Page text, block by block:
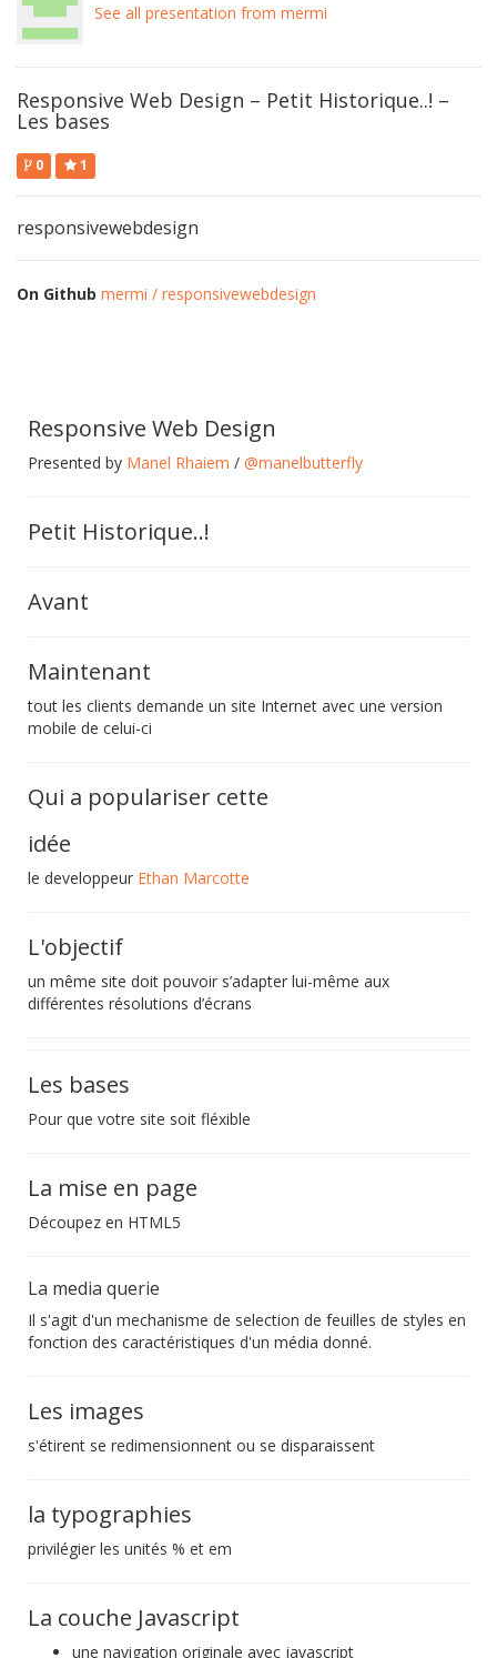
See all presentation from mermi
Responsive Web Design – Petit Historique..! –
Les bases
0 1
responsivewebdesign
On Github mermi / responsivewebdesign
Responsive Web Design
Presented by Manel Rhaiem / @manelbutterfly
Petit Historique..!
Avant
Maintenant
tout les clients demande un site Internet avec une version
mobile de celui-ci
Qui a populariser cette
idée
le developpeur Ethan Marcotte
L'objectif
un même site doit pouvoir s’adapter lui-même aux
différentes résolutions d’écrans
Les bases
Pour que votre site soit fléxible
La mise en page
Découpez en HTML5
La media querie
Il s'agit d'un mechanisme de selection de feuilles de styles en
fonction des caractéristiques d'un média donné.
Les images
s'étirent se redimensionnent ou se disparaissent
la typographies
privilégier les unités % et em
La couche Javascript
une navigation originale avec javascript